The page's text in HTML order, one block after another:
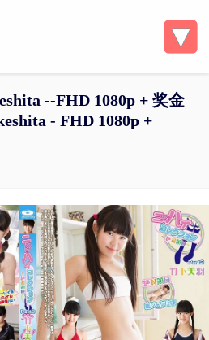
--FHD 1080p + 奖金
- FHD 1080p +